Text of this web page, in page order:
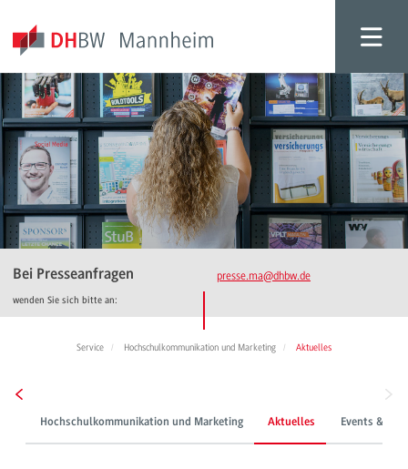
Bei Presseanfragen
wenden Sie sich bitte an:
presse.ma@dhbw.de
Service Hochschulkommunikation und Marketing Aktuelles
Hochschulkommunikation und Marketing Aktuelles Events &